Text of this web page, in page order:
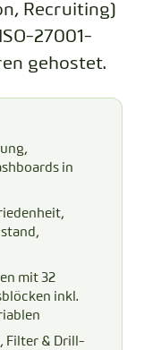
Recruiting)
27001-
gehostet.
in
mit 32
inkl.
Filter & Drill-